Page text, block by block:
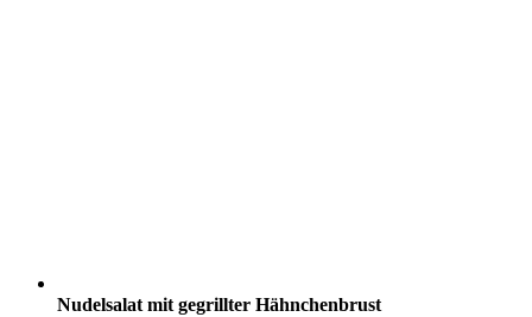
Nudelsalat mit gegrillter Hähnchenbrust